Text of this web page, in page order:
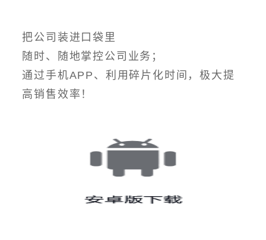
把公司装进口袋里
随时、随地掌控公司业务；
通过手机APP、利用碎片化时间，极大提
高销售效率！